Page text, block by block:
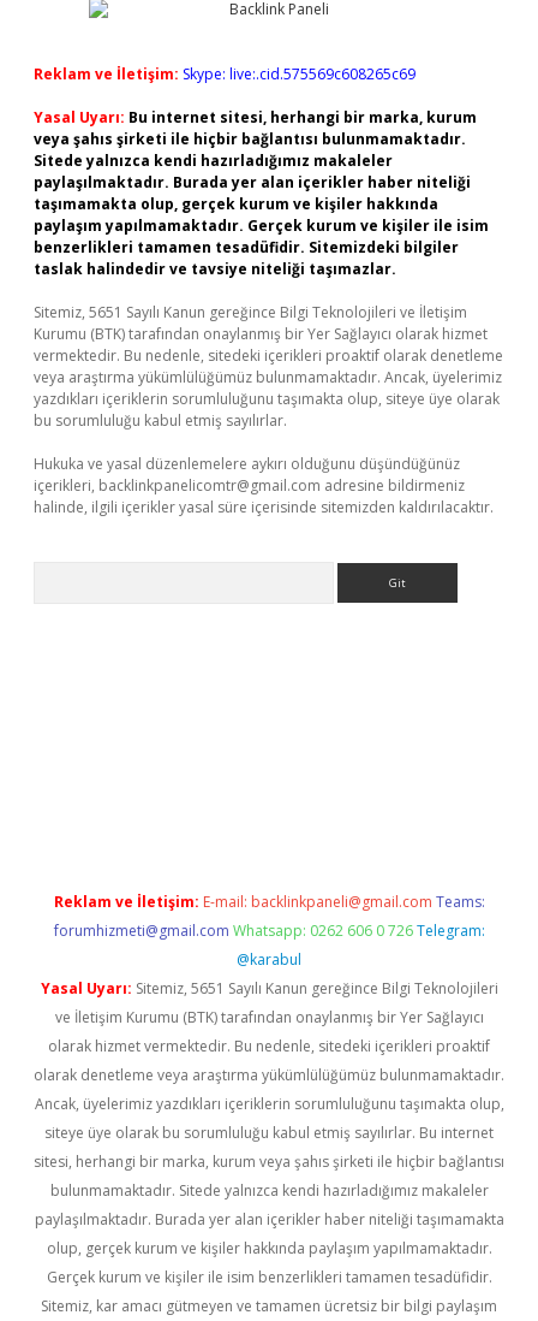
Reklam ve İletişim: Skype: live:.cid.575569c608265c69
Yasal Uyarı: Bu internet sitesi, herhangi bir marka, kurum
veya şahıs şirketi ile hiçbir bağlantısı bulunmamaktadır.
Sitede yalnızca kendi hazırladığımız makaleler
paylaşılmaktadır. Burada yer alan içerikler haber niteliği
taşımamakta olup, gerçek kurum ve kişiler hakkında
paylaşım yapılmamaktadır. Gerçek kurum ve kişiler ile isim
benzerlikleri tamamen tesadüfidir. Sitemizdeki bilgiler
taslak halindedir ve tavsiye niteliği taşımazlar.
Sitemiz, 5651 Sayılı Kanun gereğince Bilgi Teknolojileri ve İletişim
Kurumu (BTK) tarafından onaylanmış bir Yer Sağlayıcı olarak hizmet
vermektedir. Bu nedenle, sitedeki içerikleri proaktif olarak denetleme
veya araştırma yükümlülüğümüz bulunmamaktadır. Ancak, üyelerimiz
yazdıkları içeriklerin sorumluluğunu taşımakta olup, siteye üye olarak
bu sorumluluğu kabul etmiş sayılırlar.
Hukuka ve yasal düzenlemelere aykırı olduğunu düşündüğünüz
içerikleri, backlinkpanelicomtr@gmail.com adresine bildirmeniz
halinde, ilgili içerikler yasal süre içerisinde sitemizden kaldırılacaktır.
Reklam ve İletişim: E-mail: backlinkpaneli@gmail.com Teams:
forumhizmeti@gmail.com Whatsapp: 0262 606 0 726 Telegram:
@karabul
Yasal Uyarı: Sitemiz, 5651 Sayılı Kanun gereğince Bilgi Teknolojileri
ve İletişim Kurumu (BTK) tarafından onaylanmış bir Yer Sağlayıcı
olarak hizmet vermektedir. Bu nedenle, sitedeki içerikleri proaktif
olarak denetleme veya araştırma yükümlülüğümüz bulunmamaktadır.
Ancak, üyelerimiz yazdıkları içeriklerin sorumluluğunu taşımakta olup,
siteye üye olarak bu sorumluluğu kabul etmiş sayılırlar. Bu internet
sitesi, herhangi bir marka, kurum veya şahıs şirketi ile hiçbir bağlantısı
bulunmamaktadır. Sitede yalnızca kendi hazırladığımız makaleler
paylaşılmaktadır. Burada yer alan içerikler haber niteliği taşımamakta
olup, gerçek kurum ve kişiler hakkında paylaşım yapılmamaktadır.
Gerçek kurum ve kişiler ile isim benzerlikleri tamamen tesadüfidir.
Sitemiz, kar amacı gütmeyen ve tamamen ücretsiz bir bilgi paylaşım